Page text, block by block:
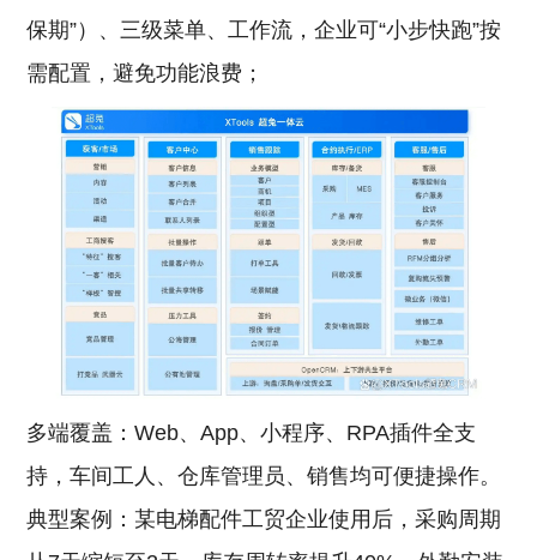
保期”）、三级菜单、工作流，企业可“小步快跑”按
需配置，避免功能浪费；
多端覆盖：Web、App、小程序、RPA插件全支
持，车间工人、仓库管理员、销售均可便捷操作。
典型案例：某电梯配件工贸企业使用后，采购周期